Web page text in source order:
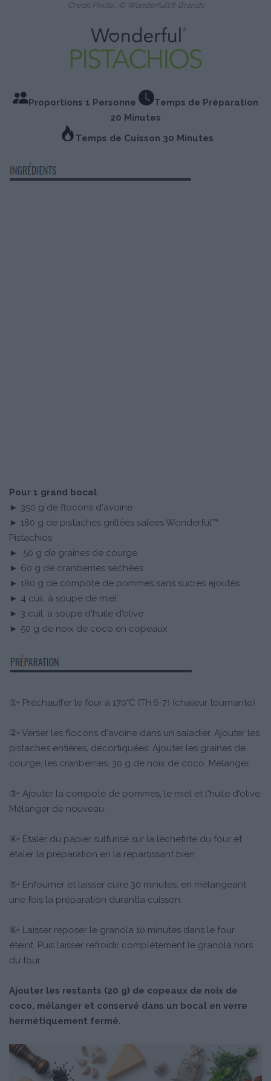
Crédit Photo : © Wonderfull® Brands
Proportions 1 Personne
Temps de Préparation
20 Minutes
Temps de Cuisson 30 Minutes
Pour 1 grand bocal
► 350 g de flocons d'avoine
► 180 g de pistaches grillées salées Wonderful™
Pistachios
► 50 g de graines de courge
► 60 g de cranberries séchées
► 180 g de compote de pommes sans sucres ajoutés
► 4 cuil. à soupe de miel
► 3 cuil. à soupe d'huile d'olive
► 50 g de noix de coco en copeaux
①• Préchauffer le four à 170°C (Th.6-7) (chaleur tournante).
②• Verser les flocons d'avoine dans un saladier. Ajouter les
pistaches entières, décortiquées. Ajouter les graines de
courge, les cranberries, 30 g de noix de coco. Mélanger.
③• Ajouter la compote de pommes, le miel et l'huile d'olive.
Mélanger de nouveau.
④• Étaler du papier sulfurisé sur la lèchefrite du four et
étaler la préparation en la répartissant bien.
⑤• Enfourner et laisser cuire 30 minutes, en mélangeant
une fois la préparation durantla cuisson.
⑥• Laisser reposer le granola 10 minutes dans le four
éteint. Puis laisser refroidir complètement le granola hors
du four.
Ajouter les restants (20 g) de copeaux de noix de
coco, mélanger et conservé dans un bocal en verre
hermétiquement fermé.